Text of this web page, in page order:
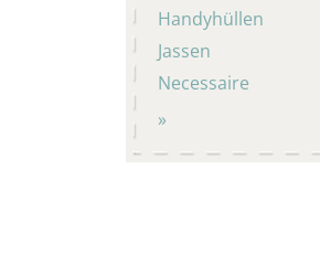
Handyhüllen
Jassen
Necessaire